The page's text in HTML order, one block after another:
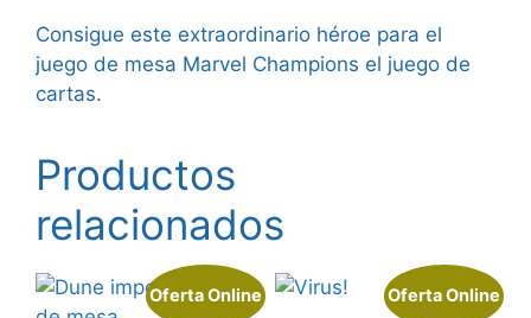
Consigue este extraordinario héroe para el
juego de mesa Marvel Champions el juego de
cartas.
Productos
relacionados
Oferta Online Oferta Online